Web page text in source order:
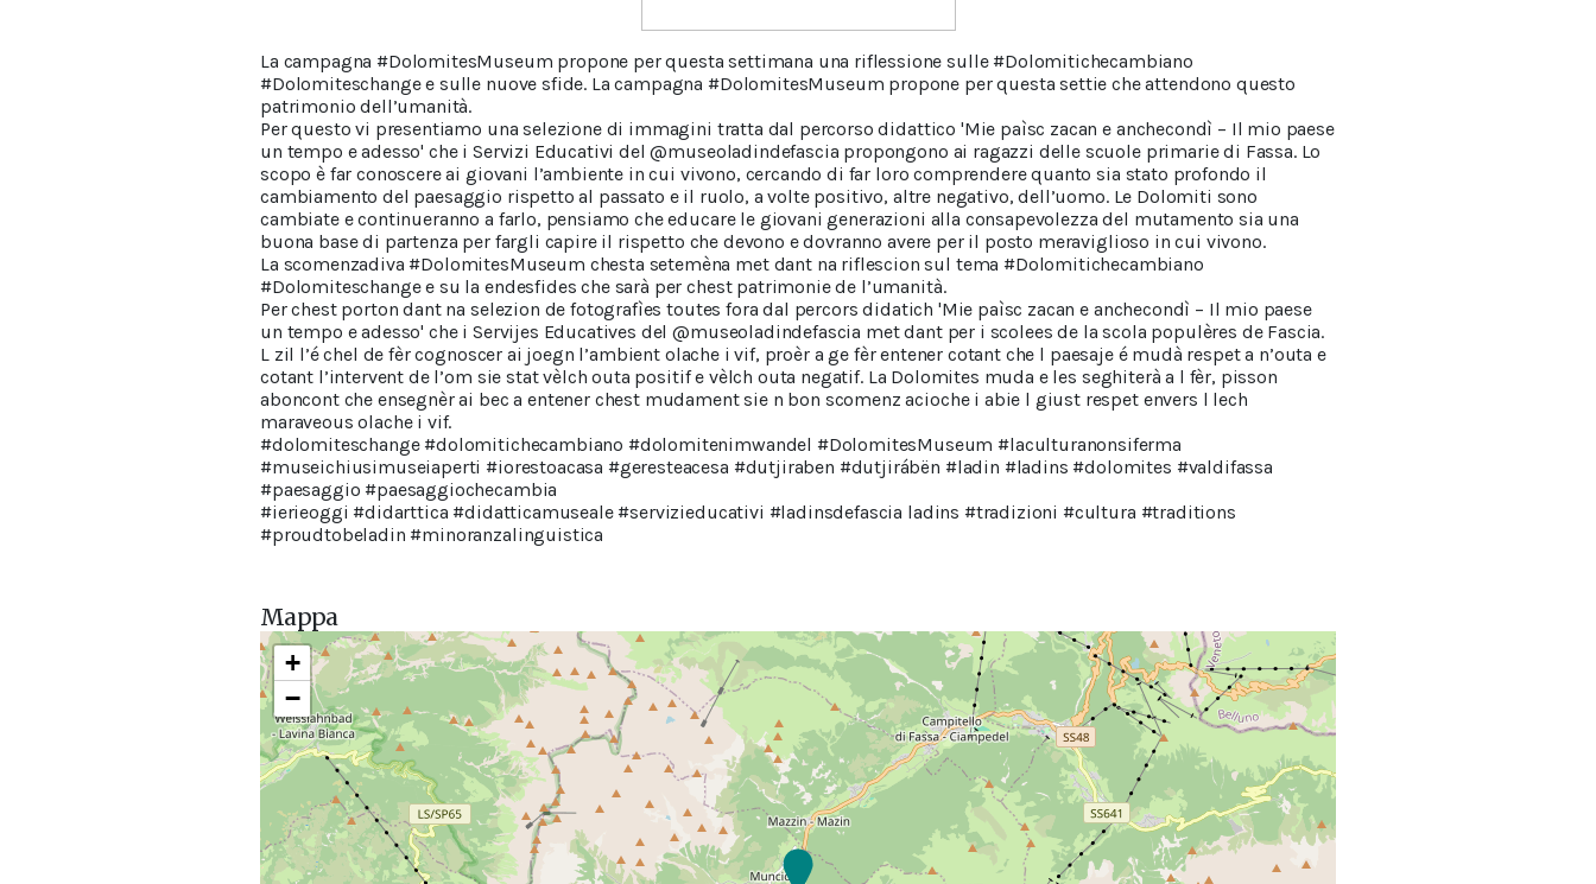
La campagna #DolomitesMuseum propone per questa settimana una riflessione sulle #Dolomitichecambiano
#Dolomiteschange e sulle nuove sfide. La campagna #DolomitesMuseum propone per questa settie che attendono questo
patrimonio dell’umanità.
Per questo vi presentiamo una selezione di immagini tratta dal percorso didattico 'Mie paìsc zacan e anchecondì – Il mio paese
un tempo e adesso' che i Servizi Educativi del @museoladindefascia propongono ai ragazzi delle scuole primarie di Fassa. Lo
scopo è far conoscere ai giovani l’ambiente in cui vivono, cercando di far loro comprendere quanto sia stato profondo il
cambiamento del paesaggio rispetto al passato e il ruolo, a volte positivo, altre negativo, dell’uomo. Le Dolomiti sono
cambiate e continueranno a farlo, pensiamo che educare le giovani generazioni alla consapevolezza del mutamento sia una
buona base di partenza per fargli capire il rispetto che devono e dovranno avere per il posto meraviglioso in cui vivono.
La scomenzadiva #DolomitesMuseum chesta setemèna met dant na riflescion sul tema #Dolomitichecambiano
#Dolomiteschange e su la endesfides che sarà per chest patrimonie de l’umanità.
Per chest porton dant na selezion de fotografìes toutes fora dal percors didatich 'Mie paìsc zacan e anchecondì – Il mio paese
un tempo e adesso' che i Servijes Educatives del @museoladindefascia met dant per i scolees de la scola populères de Fascia.
L zil l’é chel de fèr cognoscer ai joegn l’ambient olache i vif, proèr a ge fèr entener cotant che l paesaje é mudà respet a n’outa e
cotant l’intervent de l’om sie stat vèlch outa positif e vèlch outa negatif. La Dolomites muda e les seghiterà a l fèr, pisson
aboncont che ensegnèr ai bec a entener chest mudament sie n bon scomenz acioche i abie l giust respet envers l lech
maraveous olache i vif.
#dolomiteschange #dolomitichecambiano #dolomitenimwandel #DolomitesMuseum #laculturanonsiferma
#museichiusimuseiaperti #iorestoacasa #geresteacesa #dutjiraben #dutjirábën #ladin #ladins #dolomites #valdifassa
#paesaggio #paesaggiochecambia
#ierieoggi #didarttica #didatticamuseale #servizieducativi #ladinsdefascia ladins #tradizioni #cultura #traditions
#proudtobeladin #minoranzalinguistica
Mappa
+
−